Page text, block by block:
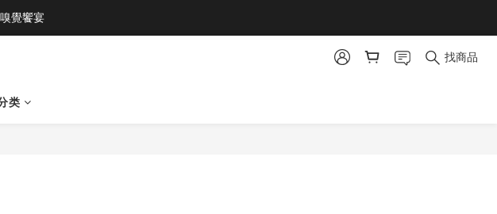
覺饗宴
找商品
类